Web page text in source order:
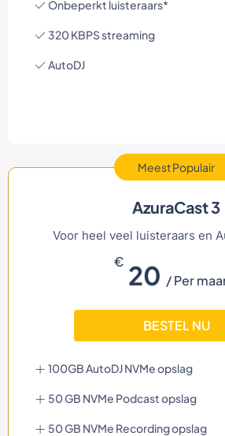
Onbeperkt luisteraars*
320 KBPS streaming
AutoDJ
Meest Populair
AzuraCast 3
Voor heel veel luisteraars en
€ 20 / Per
BESTEL NU
100GB AutoDJ NVMe opslag
50 GB NVMe Podcast opslag
50 GB NVMe Recording opslag